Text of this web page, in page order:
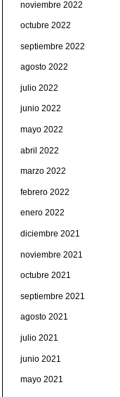
noviembre 2022
octubre 2022
septiembre 2022
agosto 2022
julio 2022
junio 2022
mayo 2022
abril 2022
marzo 2022
febrero 2022
enero 2022
diciembre 2021
noviembre 2021
octubre 2021
septiembre 2021
agosto 2021
julio 2021
junio 2021
mayo 2021